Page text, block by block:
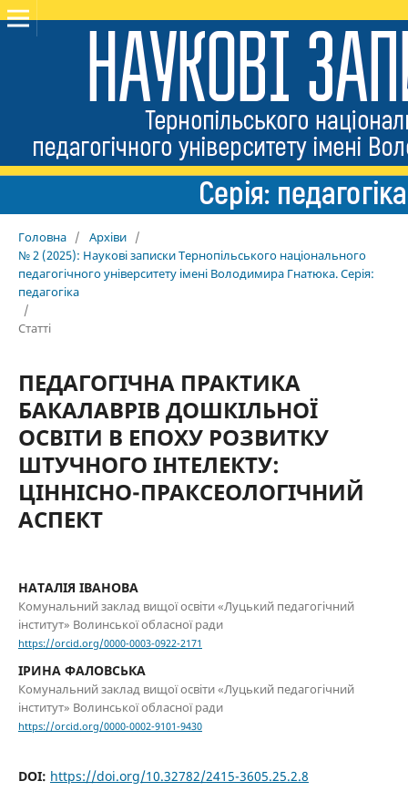
Головна / Архіви /
№ 2 (2025): Наукові записки Тернопільського національного
педагогічного університету імені Володимира Гнатюка. Серія:
педагогіка
/
Статті
ПЕДАГОГІЧНА ПРАКТИКА
БАКАЛАВРІВ ДОШКІЛЬНОЇ
ОСВІТИ В ЕПОХУ РОЗВИТКУ
ШТУЧНОГО ІНТЕЛЕКТУ:
ЦІННІСНО-ПРАКСЕОЛОГІЧНИЙ
АСПЕКТ
НАТАЛІЯ ІВАНОВА
Комунальний заклад вищої освіти «Луцький педагогічний
інститут» Волинської обласної ради
https://orcid.org/0000-0003-0922-2171
ІРИНА ФАЛОВСЬКА
Комунальний заклад вищої освіти «Луцький педагогічний
інститут» Волинської обласної ради
https://orcid.org/0000-0002-9101-9430
DOI: https://doi.org/10.32782/2415-3605.25.2.8